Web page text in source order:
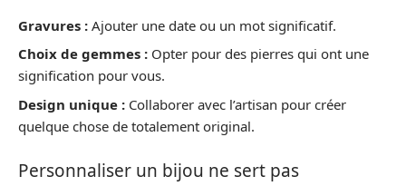
Gravures : Ajouter une date ou un mot significatif.
Choix de gemmes : Opter pour des pierres qui ont une
signification pour vous.
Design unique : Collaborer avec l’artisan pour créer
quelque chose de totalement original.
Personnaliser un bijou ne sert pas